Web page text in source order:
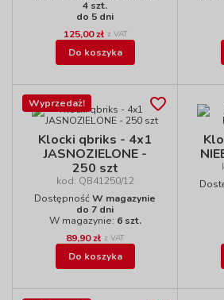
4 szt.
do 5 dni
125,00 zł z VAT
Do koszyka
Wyprzedaż!
Klocki qbriks - 4x1
JASNOZIELONE -
250 szt
kod: QB41250/12
DostępnośćW magazynie
do 7 dni
W magazynie: 6 szt.
89,90 zł z VAT
Do koszyka